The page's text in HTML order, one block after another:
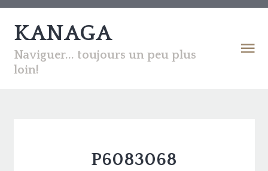
KANAGA
Naviguer... toujours un peu plus
loin!
P6083068